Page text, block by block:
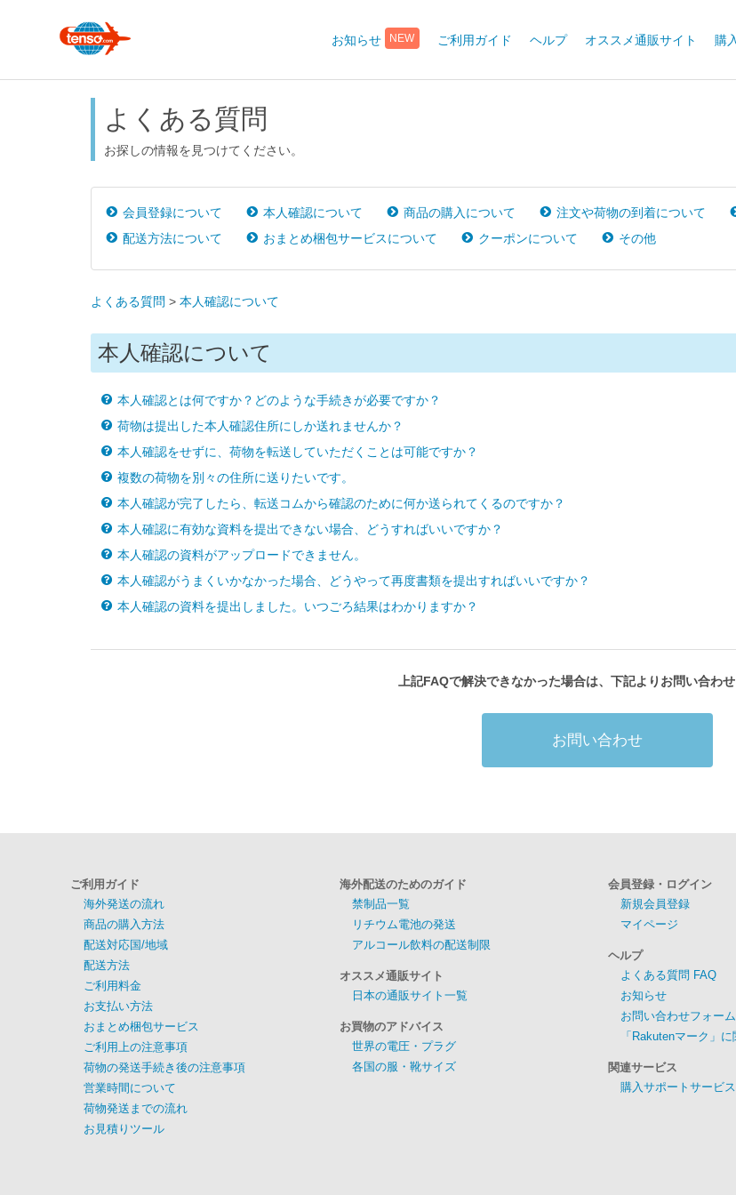
お知らせ NEW ご利用ガイド ヘルプ オススメ通販サイト 購
よくある質問
お探しの情報を見つけてください。
会員登録について 本人確認について 商品の購入について 注文や荷物の到着について
配送方法について
おまとめ梱包サービスについて クーポンについて その他
よくある質問 > 本人確認について
本人確認について
本人確認とは何ですか？どのような手続きが必要ですか？
荷物は提出した本人確認住所にしか送れませんか？
本人確認をせずに、荷物を転送していただくことは可能ですか？
複数の荷物を別々の住所に送りたいです。
本人確認が完了したら、転送コムから確認のために何か送られてくるのですか？
本人確認に有効な資料を提出できない場合、どうすればいいですか？
本人確認の資料がアップロードできません。
本人確認がうまくいかなかった場合、どうやって再度書類を提出すればいいですか？
本人確認の資料を提出しました。いつごろ結果はわかりますか？
上記FAQで解決できなかった場合は、下記よりお問い合わせ
お問い合わせ
ご利用ガイド
海外発送の流れ
商品の購入方法
配送対応国/地域
配送方法
ご利用料金
お支払い方法
おまとめ梱包サービス
ご利用上の注意事項
荷物の発送手続き後の注意事項
営業時間について
荷物発送までの流れ
お見積りツール
海外配送のためのガイド
禁制品一覧
リチウム電池の発送
アルコール飲料の配送制限
オススメ通販サイト
日本の通販サイト一覧
お買物のアドバイス
世界の電圧・プラグ
各国の服・靴サイズ
会員登録・ログイン
新規会員登録
マイページ
ヘルプ
よくある質問 FAQ
お知らせ
お問い合わせフォーム
「Rakutenマーク」
関連サービス
購入サポートサービス